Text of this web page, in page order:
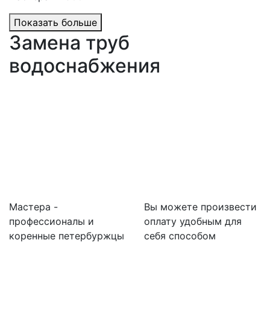
Показать больше
Замена труб
водоснабжения
Мастера -
профессионалы и
коренные петербуржцы
Вы можете произвести
оплату удобным для
себя способом